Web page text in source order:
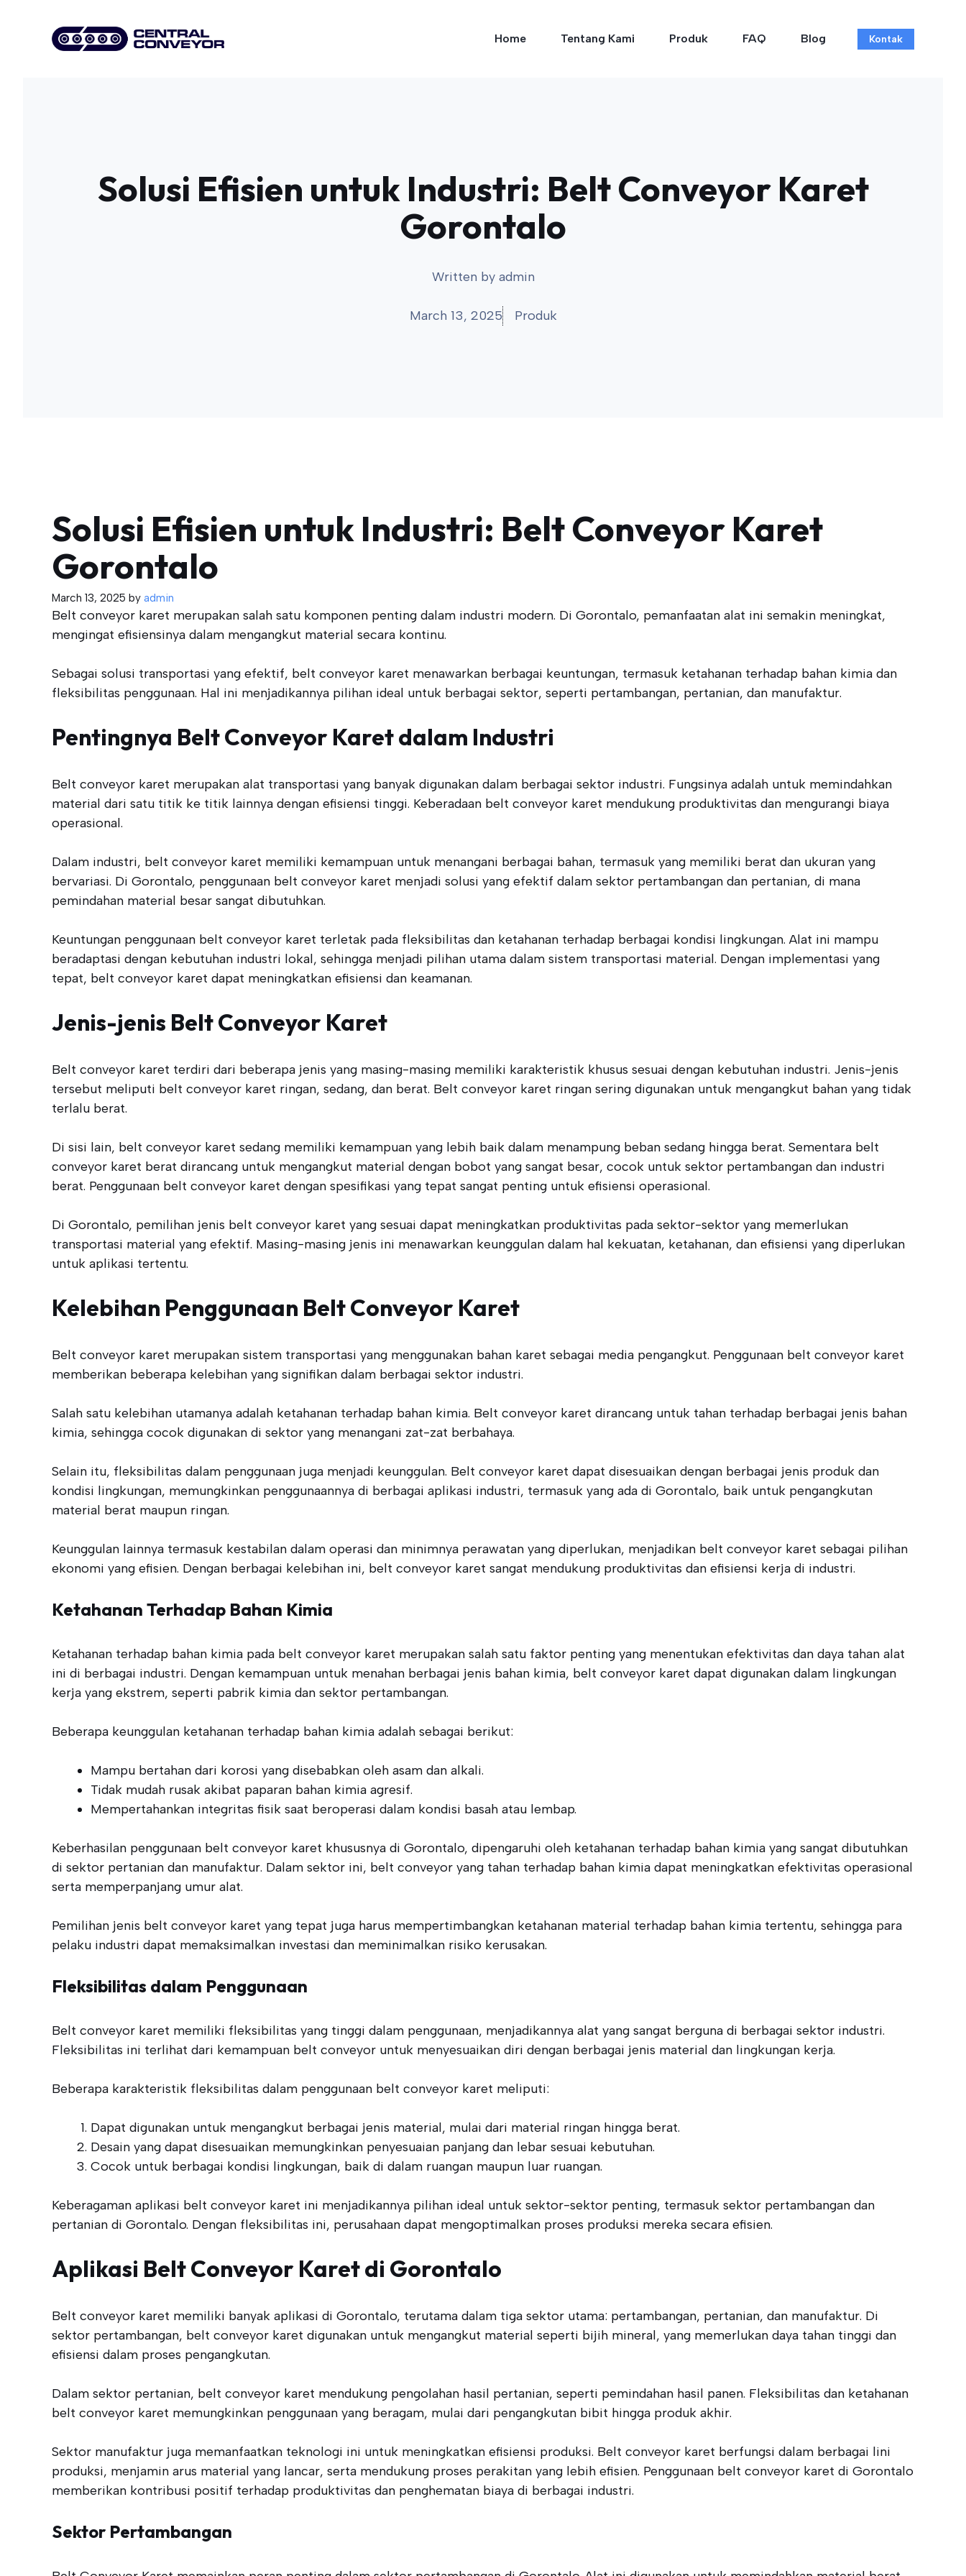
Home Tentang Kami Produk FAQ Blog Kontak
Solusi Efisien untuk Industri: Belt Conveyor Karet
Gorontalo
Written by admin
March 13, 2025 Produk
Solusi Efisien untuk Industri: Belt Conveyor Karet
Gorontalo
March 13, 2025 by admin
Belt conveyor karet merupakan salah satu komponen penting dalam industri modern. Di Gorontalo, pemanfaatan alat ini semakin meningkat,
mengingat efisiensinya dalam mengangkut material secara kontinu.
Sebagai solusi transportasi yang efektif, belt conveyor karet menawarkan berbagai keuntungan, termasuk ketahanan terhadap bahan kimia dan
fleksibilitas penggunaan. Hal ini menjadikannya pilihan ideal untuk berbagai sektor, seperti pertambangan, pertanian, dan manufaktur.
Pentingnya Belt Conveyor Karet dalam Industri
Belt conveyor karet merupakan alat transportasi yang banyak digunakan dalam berbagai sektor industri. Fungsinya adalah untuk memindahkan
material dari satu titik ke titik lainnya dengan efisiensi tinggi. Keberadaan belt conveyor karet mendukung produktivitas dan mengurangi biaya
operasional.
Dalam industri, belt conveyor karet memiliki kemampuan untuk menangani berbagai bahan, termasuk yang memiliki berat dan ukuran yang
bervariasi. Di Gorontalo, penggunaan belt conveyor karet menjadi solusi yang efektif dalam sektor pertambangan dan pertanian, di mana
pemindahan material besar sangat dibutuhkan.
Keuntungan penggunaan belt conveyor karet terletak pada fleksibilitas dan ketahanan terhadap berbagai kondisi lingkungan. Alat ini mampu
beradaptasi dengan kebutuhan industri lokal, sehingga menjadi pilihan utama dalam sistem transportasi material. Dengan implementasi yang
tepat, belt conveyor karet dapat meningkatkan efisiensi dan keamanan.
Jenis-jenis Belt Conveyor Karet
Belt conveyor karet terdiri dari beberapa jenis yang masing-masing memiliki karakteristik khusus sesuai dengan kebutuhan industri. Jenis-jenis
tersebut meliputi belt conveyor karet ringan, sedang, dan berat. Belt conveyor karet ringan sering digunakan untuk mengangkut bahan yang tidak
terlalu berat.
Di sisi lain, belt conveyor karet sedang memiliki kemampuan yang lebih baik dalam menampung beban sedang hingga berat. Sementara belt
conveyor karet berat dirancang untuk mengangkut material dengan bobot yang sangat besar, cocok untuk sektor pertambangan dan industri
berat. Penggunaan belt conveyor karet dengan spesifikasi yang tepat sangat penting untuk efisiensi operasional.
Di Gorontalo, pemilihan jenis belt conveyor karet yang sesuai dapat meningkatkan produktivitas pada sektor-sektor yang memerlukan
transportasi material yang efektif. Masing-masing jenis ini menawarkan keunggulan dalam hal kekuatan, ketahanan, dan efisiensi yang diperlukan
untuk aplikasi tertentu.
Kelebihan Penggunaan Belt Conveyor Karet
Belt conveyor karet merupakan sistem transportasi yang menggunakan bahan karet sebagai media pengangkut. Penggunaan belt conveyor karet
memberikan beberapa kelebihan yang signifikan dalam berbagai sektor industri.
Salah satu kelebihan utamanya adalah ketahanan terhadap bahan kimia. Belt conveyor karet dirancang untuk tahan terhadap berbagai jenis bahan
kimia, sehingga cocok digunakan di sektor yang menangani zat-zat berbahaya.
Selain itu, fleksibilitas dalam penggunaan juga menjadi keunggulan. Belt conveyor karet dapat disesuaikan dengan berbagai jenis produk dan
kondisi lingkungan, memungkinkan penggunaannya di berbagai aplikasi industri, termasuk yang ada di Gorontalo, baik untuk pengangkutan
material berat maupun ringan.
Keunggulan lainnya termasuk kestabilan dalam operasi dan minimnya perawatan yang diperlukan, menjadikan belt conveyor karet sebagai pilihan
ekonomi yang efisien. Dengan berbagai kelebihan ini, belt conveyor karet sangat mendukung produktivitas dan efisiensi kerja di industri.
Ketahanan Terhadap Bahan Kimia
Ketahanan terhadap bahan kimia pada belt conveyor karet merupakan salah satu faktor penting yang menentukan efektivitas dan daya tahan alat
ini di berbagai industri. Dengan kemampuan untuk menahan berbagai jenis bahan kimia, belt conveyor karet dapat digunakan dalam lingkungan
kerja yang ekstrem, seperti pabrik kimia dan sektor pertambangan.
Beberapa keunggulan ketahanan terhadap bahan kimia adalah sebagai berikut:
Mampu bertahan dari korosi yang disebabkan oleh asam dan alkali.
Tidak mudah rusak akibat paparan bahan kimia agresif.
Mempertahankan integritas fisik saat beroperasi dalam kondisi basah atau lembap.
Keberhasilan penggunaan belt conveyor karet khususnya di Gorontalo, dipengaruhi oleh ketahanan terhadap bahan kimia yang sangat dibutuhkan
di sektor pertanian dan manufaktur. Dalam sektor ini, belt conveyor yang tahan terhadap bahan kimia dapat meningkatkan efektivitas operasional
serta memperpanjang umur alat.
Pemilihan jenis belt conveyor karet yang tepat juga harus mempertimbangkan ketahanan material terhadap bahan kimia tertentu, sehingga para
pelaku industri dapat memaksimalkan investasi dan meminimalkan risiko kerusakan.
Fleksibilitas dalam Penggunaan
Belt conveyor karet memiliki fleksibilitas yang tinggi dalam penggunaan, menjadikannya alat yang sangat berguna di berbagai sektor industri.
Fleksibilitas ini terlihat dari kemampuan belt conveyor untuk menyesuaikan diri dengan berbagai jenis material dan lingkungan kerja.
Beberapa karakteristik fleksibilitas dalam penggunaan belt conveyor karet meliputi:
Dapat digunakan untuk mengangkut berbagai jenis material, mulai dari material ringan hingga berat.
Desain yang dapat disesuaikan memungkinkan penyesuaian panjang dan lebar sesuai kebutuhan.
Cocok untuk berbagai kondisi lingkungan, baik di dalam ruangan maupun luar ruangan.
Keberagaman aplikasi belt conveyor karet ini menjadikannya pilihan ideal untuk sektor-sektor penting, termasuk sektor pertambangan dan
pertanian di Gorontalo. Dengan fleksibilitas ini, perusahaan dapat mengoptimalkan proses produksi mereka secara efisien.
Aplikasi Belt Conveyor Karet di Gorontalo
Belt conveyor karet memiliki banyak aplikasi di Gorontalo, terutama dalam tiga sektor utama: pertambangan, pertanian, dan manufaktur. Di
sektor pertambangan, belt conveyor karet digunakan untuk mengangkut material seperti bijih mineral, yang memerlukan daya tahan tinggi dan
efisiensi dalam proses pengangkutan.
Dalam sektor pertanian, belt conveyor karet mendukung pengolahan hasil pertanian, seperti pemindahan hasil panen. Fleksibilitas dan ketahanan
belt conveyor karet memungkinkan penggunaan yang beragam, mulai dari pengangkutan bibit hingga produk akhir.
Sektor manufaktur juga memanfaatkan teknologi ini untuk meningkatkan efisiensi produksi. Belt conveyor karet berfungsi dalam berbagai lini
produksi, menjamin arus material yang lancar, serta mendukung proses perakitan yang lebih efisien. Penggunaan belt conveyor karet di Gorontalo
memberikan kontribusi positif terhadap produktivitas dan penghematan biaya di berbagai industri.
Sektor Pertambangan